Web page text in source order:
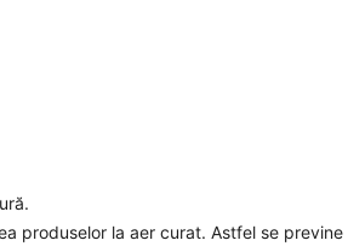
produselor la aer curat. Astfel se previne